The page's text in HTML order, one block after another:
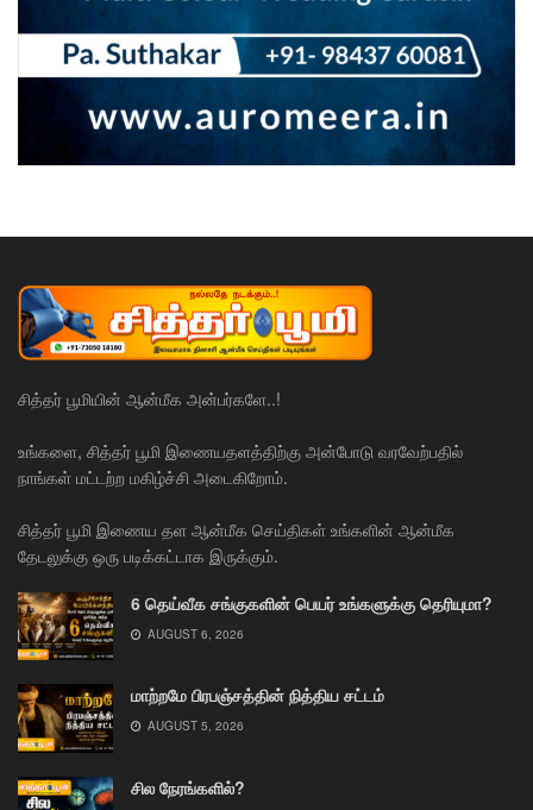
சித்தர் பூமியின் ஆன்மீக அன்பர்களே..!
உங்களை, சித்தர் பூமி இணையதளத்திற்கு அன்போடு வரவேற்பதில்
நாங்கள் மட்டற்ற மகிழ்ச்சி அடைகிறோம்.
சித்தர் பூமி இணைய தள ஆன்மீக செய்திகள் உங்களின் ஆன்மீக
தேடலுக்கு ஒரு படிக்கட்டாக இருக்கும்.
6 தெய்வீக சங்குகளின் பெயர் உங்களுக்கு தெரியுமா?
AUGUST 6, 2026
மாற்றமே பிரபஞ்சத்தின் நித்திய சட்டம்
AUGUST 5, 2026
சில நேரங்களில்?